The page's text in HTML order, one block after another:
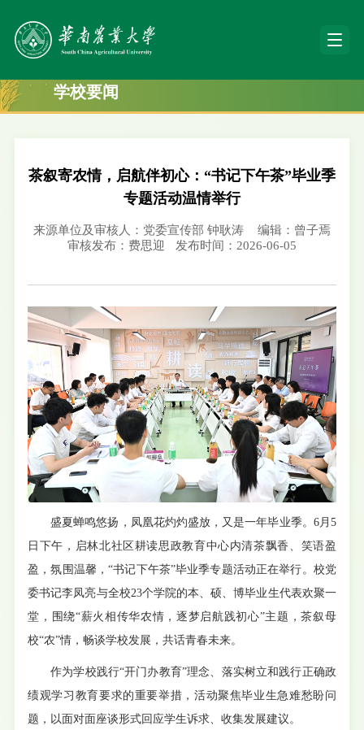
学校要闻
茶叙寄农情，启航伴初心：“书记下午茶”毕业季
专题活动温情举行
来源单位及审核人：党委宣传部 钟耿涛
编辑：曾子焉
审核发布：费思迎
发布时间：2026-06-05
盛夏蝉鸣悠扬，凤凰花灼灼盛放，又是一年毕业季。6月5
日下午，启林北社区耕读思政教育中心内清茶飘香、笑语盈
盈，氛围温馨，“书记下午茶”毕业季专题活动正在举行。校党
委书记李凤亮与全校23个学院的本、硕、博毕业生代表欢聚一
堂，围绕“薪火相传华农情，逐梦启航践初心”主题，茶叙母
校“农”情，畅谈学校发展，共话青春未来。
作为学校践行“开门办教育”理念、落实树立和践行正确政
绩观学习教育要求的重要举措，活动聚焦毕业生急难愁盼问
题，以面对面座谈形式回应学生诉求、收集发展建议。